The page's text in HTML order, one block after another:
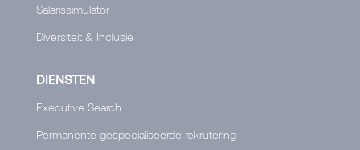
Salarissimulator
Diversiteit & Inclusie
DIENSTEN
Executive Search
Permanente gespecialiseerde rekrutering